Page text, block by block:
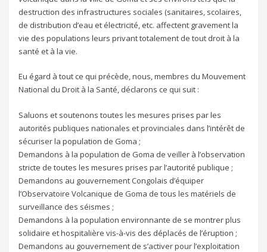
destruction des infrastructures sociales (sanitaires, scolaires,
de distribution d’eau et électricité, etc. affectent gravement la
vie des populations leurs privant totalement de tout droit à la
santé et à la vie.
Eu égard à tout ce qui précède, nous, membres du Mouvement
National du Droit à la Santé, déclarons ce qui suit :
Saluons et soutenons toutes les mesures prises par les
autorités publiques nationales et provinciales dans l’intérêt de
sécuriser la population de Goma ;
Demandons à la population de Goma de veiller à l’observation
stricte de toutes les mesures prises par l’autorité publique ;
Demandons au gouvernement Congolais d’équiper
l’Observatoire Volcanique de Goma de tous les matériels de
surveillance des séismes ;
Demandons à la population environnante de se montrer plus
solidaire et hospitalière vis-à-vis des déplacés de l’éruption ;
Demandons au gouvernement de s’activer pour l’exploitation